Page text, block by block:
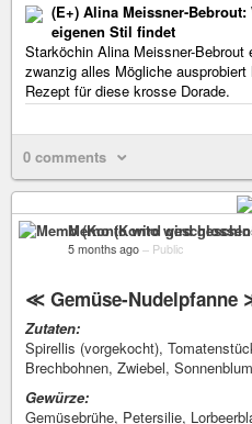
(E+) Alina Meissner-
eigenen Stil findet
Starköchin Alina Meissner-
zwanzig alles Mögliche
Rezept für diese krosse Dorade.
0 comments
Memo (Konto wird
5 months ago – Public
≪ Gemüse-Nudelpfanne
Zutaten:
Spirellis (vorgekocht),
Brechbohnen, Zwiebel,
Gewürze:
Gemüsebrühe, Petersilie,